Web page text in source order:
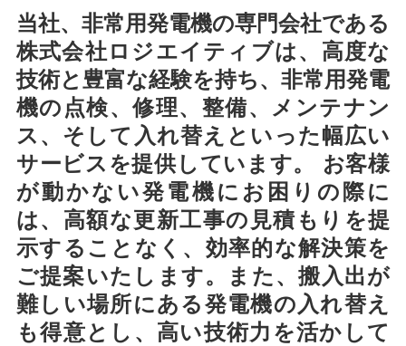
当社、非常用発電機の専門会社である
株式会社ロジエイティブは、高度な
技術と豊富な経験を持ち、非常用発電
機の点検、修理、整備、メンテナン
ス、そして入れ替えといった幅広い
サービスを提供しています。 お客様
が動かない発電機にお困りの際に
は、高額な更新工事の見積もりを提
示することなく、効率的な解決策を
ご提案いたします。また、搬入出が
難しい場所にある発電機の入れ替え
も得意とし、高い技術力を活かして